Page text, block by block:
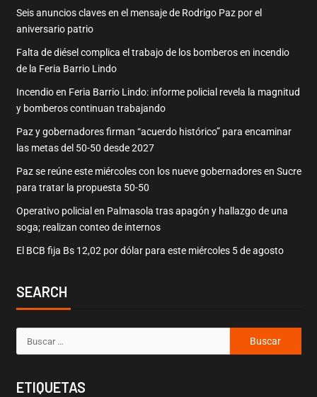
Seis anuncios claves en el mensaje de Rodrigo Paz por el
aniversario patrio
Falta de diésel complica el trabajo de los bomberos en incendio
de la Feria Barrio Lindo
Incendio en Feria Barrio Lindo: informe policial revela la magnitud
y bomberos continuan trabajando
Paz y gobernadores firman “acuerdo histórico” para encaminar
las metas del 50-50 desde 2027
Paz se reúne este miércoles con los nueve gobernadores en Sucre
para tratar la propuesta 50-50
Operativo policial en Palmasola tras apagón y hallazgo de una
soga; realizan conteo de internos
El BCB fija Bs 12,02 por dólar para este miércoles 5 de agosto
SEARCH
ETIQUETAS